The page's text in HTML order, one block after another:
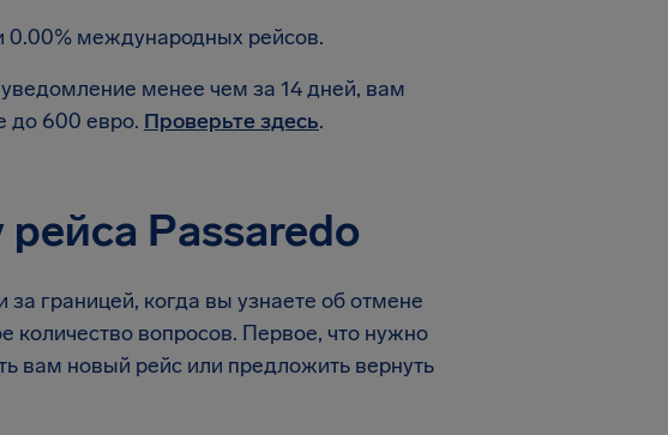
0.00% международных рейсов.
менее чем за 14 дней, вам
до 600 евро. Проверьте здесь.
Passaredo
границей, когда вы узнаете об отмене
количество вопросов. Первое, что нужно
вам новый рейс или предложить вернуть